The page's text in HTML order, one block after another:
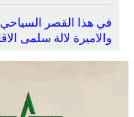
في هذا القصر
والاميرة لالة سلمى